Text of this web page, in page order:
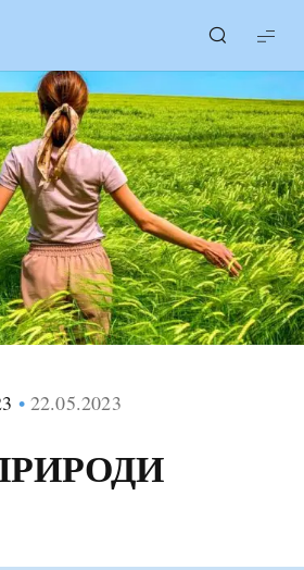
22.05.2023